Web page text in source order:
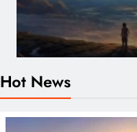
Hot News